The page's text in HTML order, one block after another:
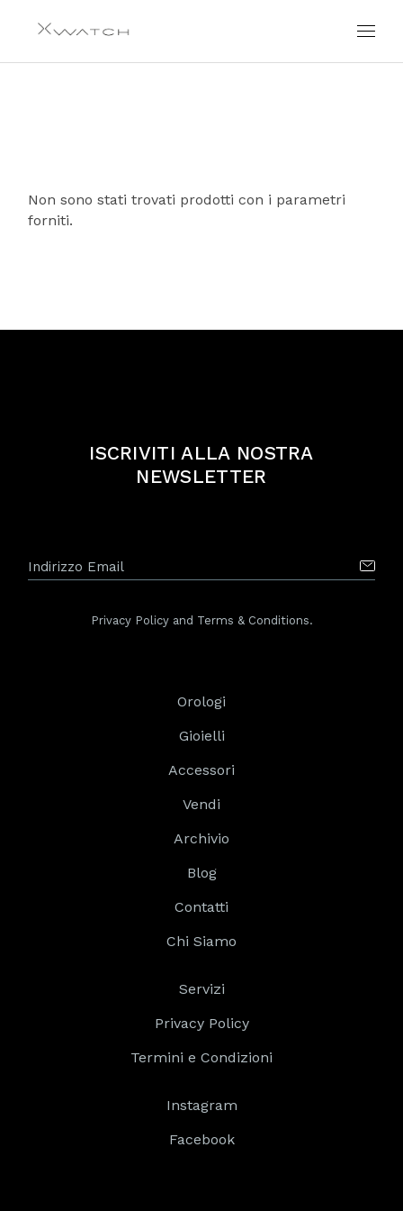
Non sono stati trovati prodotti con i parametri
forniti.
ISCRIVITI ALLA NOSTRA
NEWSLETTER
Privacy Policy and Terms & Conditions.
Orologi
Gioielli
Accessori
Vendi
Archivio
Blog
Contatti
Chi Siamo
Servizi
Privacy Policy
Termini e Condizioni
Instagram
Facebook